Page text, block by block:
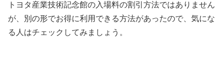
トヨタ産業技術記念館の入場料の割引方法ではありません
が、別の形でお得に利用できる方法があったので、気にな
る人はチェックしてみましょう。